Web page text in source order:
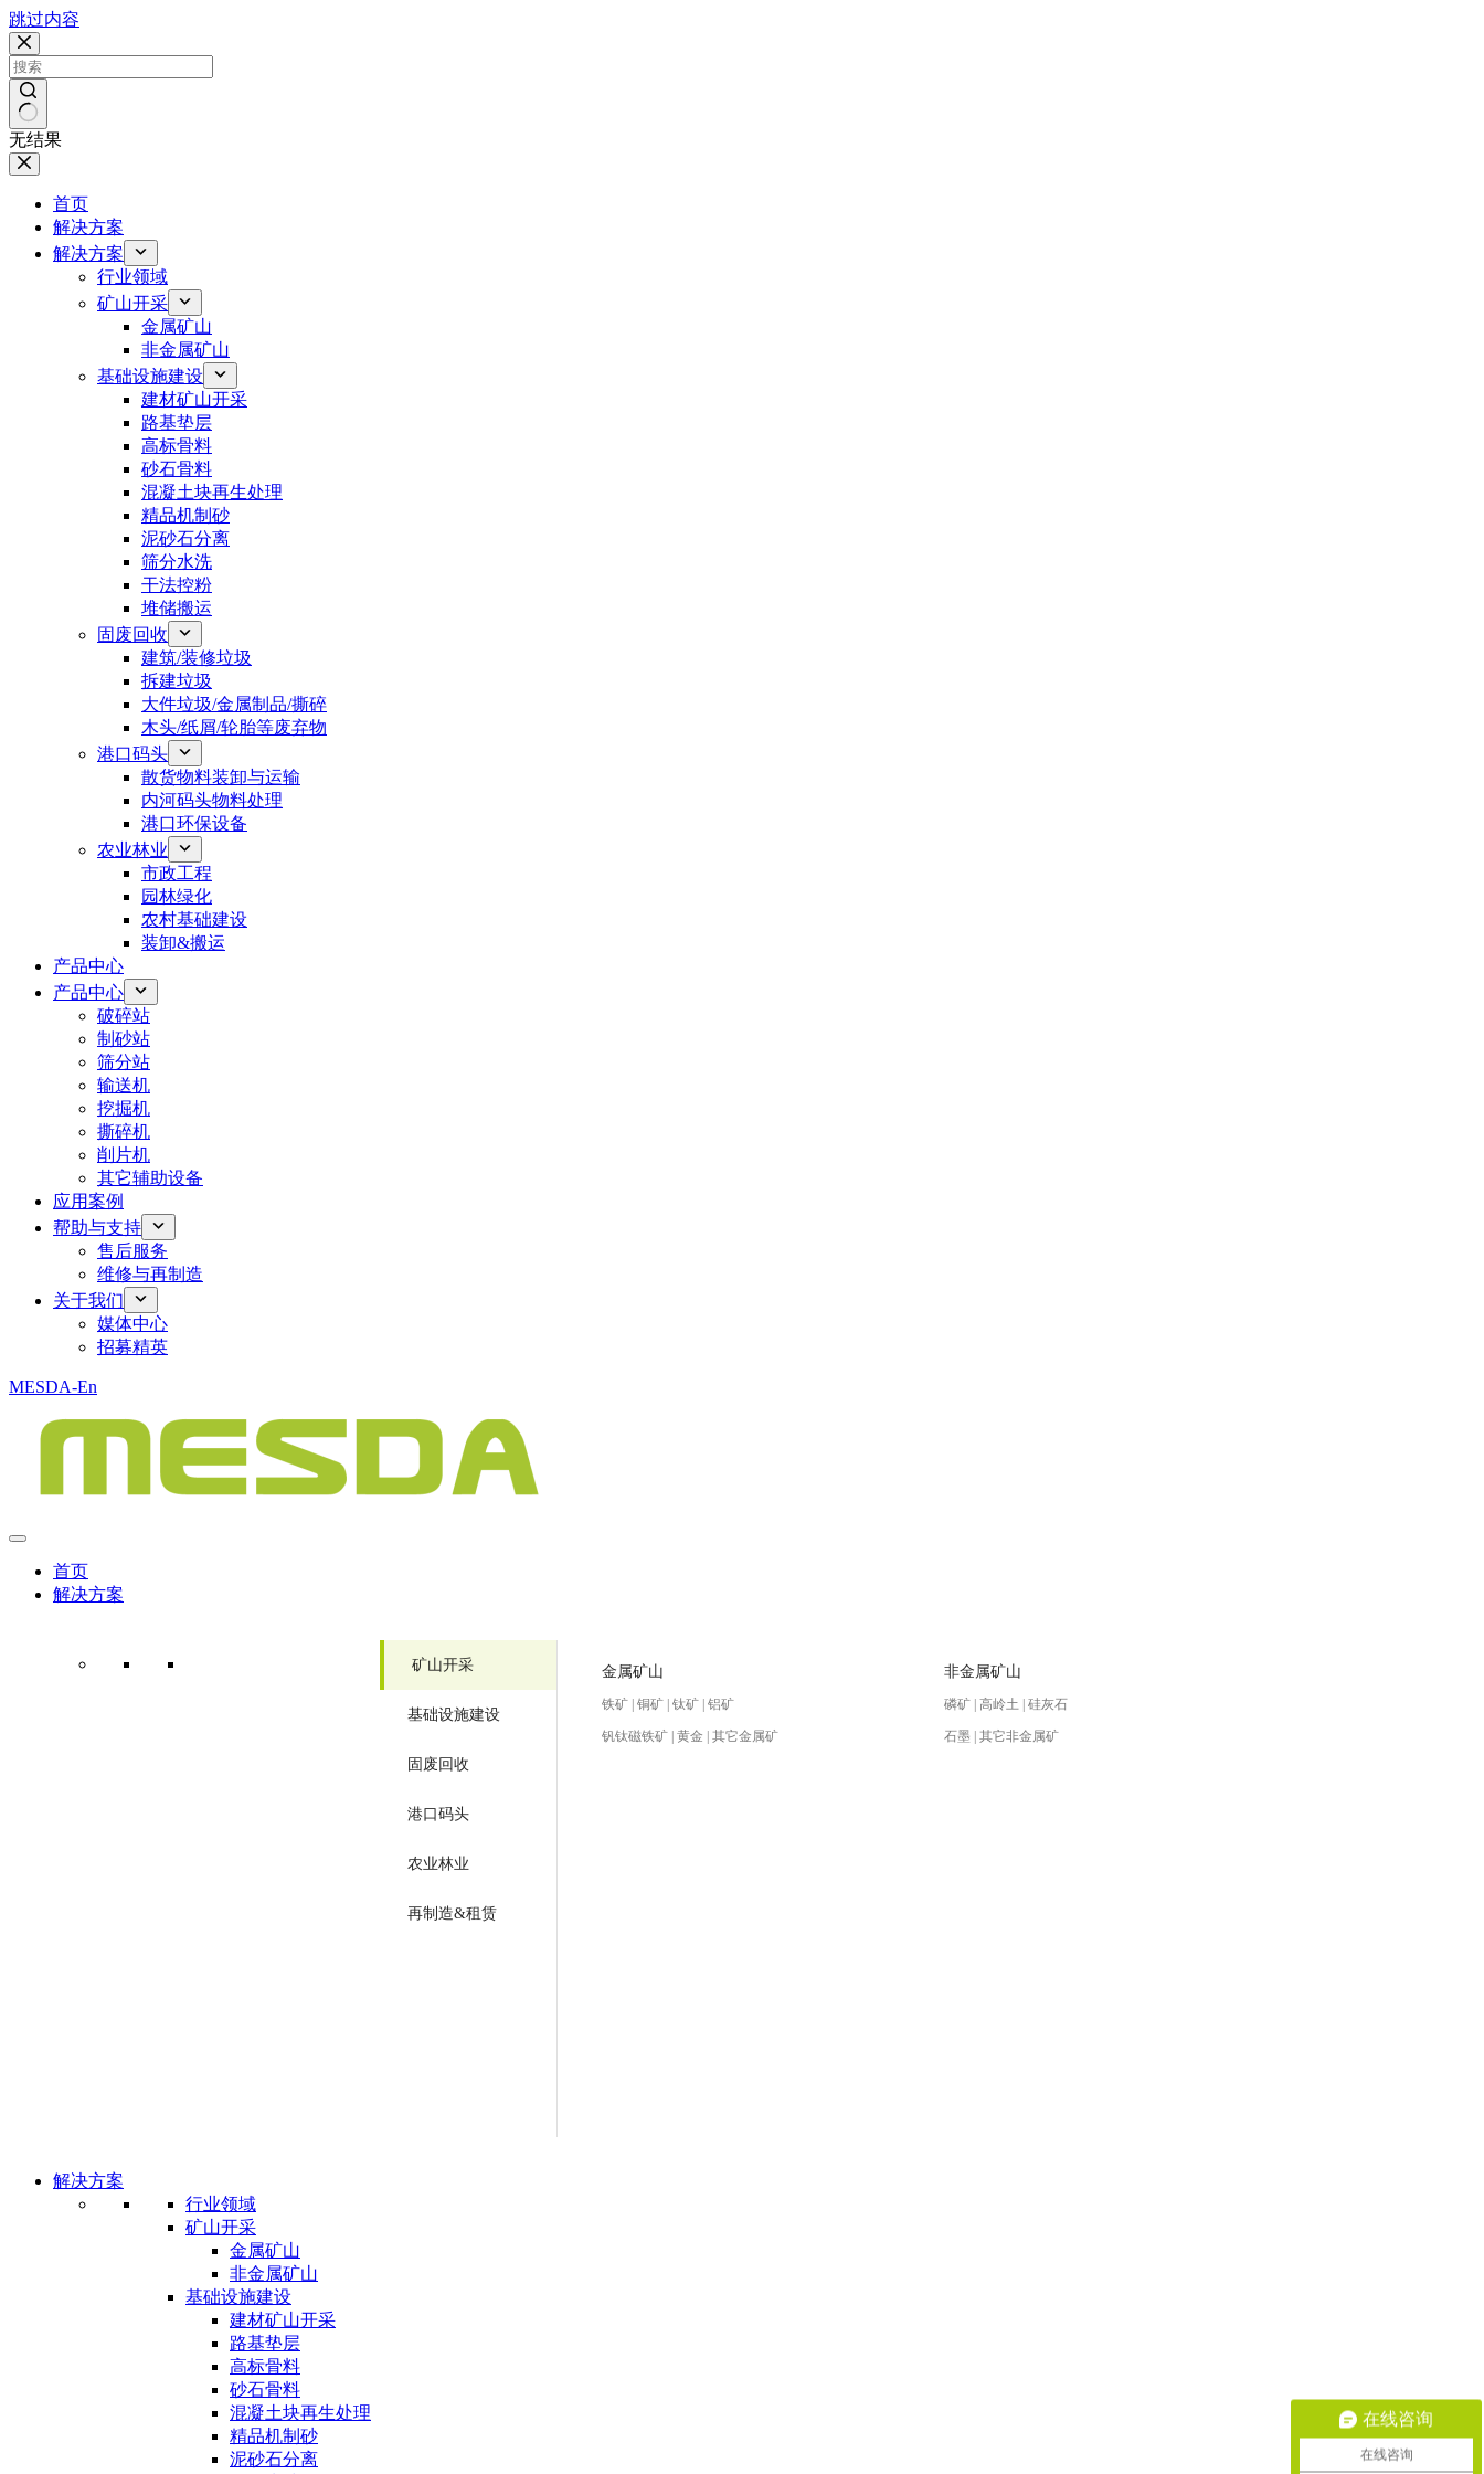
跳过内容
无结果
首页
解决方案
解决方案
行业领域
矿山开采
金属矿山
非金属矿山
基础设施建设
建材矿山开采
路基垫层
高标骨料
砂石骨料
混凝土块再生处理
精品机制砂
泥砂石分离
筛分水洗
干法控粉
堆储搬运
固废回收
建筑/装修垃圾
拆建垃圾
大件垃圾/金属制品/撕碎
木头/纸屑/轮胎等废弃物
港口码头
散货物料装卸与运输
内河码头物料处理
港口环保设备
农业林业
市政工程
园林绿化
农村基础建设
装卸&搬运
产品中心
产品中心
破碎站
制砂站
筛分站
输送机
挖掘机
撕碎机
削片机
其它辅助设备
应用案例
帮助与支持
售后服务
维修与再制造
关于我们
媒体中心
招募精英
MESDA-En
首页
解决方案
矿山开采
基础设施建设
固废回收
港口码头
农业林业
再制造&租赁
金属矿山
铁矿 | 铜矿 | 钛矿 | 铝矿
钒钛磁铁矿 | 黄金 | 其它金属矿
非金属矿山
磷矿 | 高岭土 | 硅灰石
石墨 | 其它非金属矿
解决方案
行业领域
矿山开采
金属矿山
非金属矿山
基础设施建设
建材矿山开采
路基垫层
高标骨料
砂石骨料
混凝土块再生处理
精品机制砂
泥砂石分离
在线咨询
在线咨询